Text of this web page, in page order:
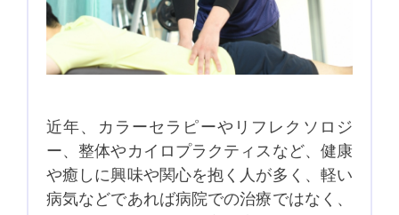
近年、カラーセラピーやリフレクソロジ
ー、整体やカイロプラクティスなど、健康
や癒しに興味や関心を抱く人が多く、軽い
病気などであれば病院での治療ではなく、